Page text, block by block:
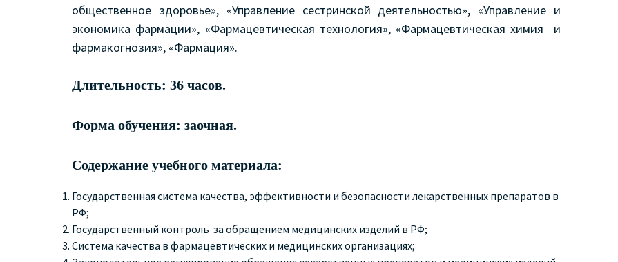
общественное здоровье», «Управление сестринской деятельностью», «Управление и
экономика фармации», «Фармацевтическая технология», «Фармацевтическая химия и
фармакогнозия», «Фармация».
Длительность: 36 часов.
Форма обучения: заочная.
Содержание учебного материала:
Государственная система качества, эффективности и безопасности лекарственных препаратов в
РФ;
Государственный контроль за обращением медицинских изделий в РФ;
Система качества в фармацевтических и медицинских организациях;